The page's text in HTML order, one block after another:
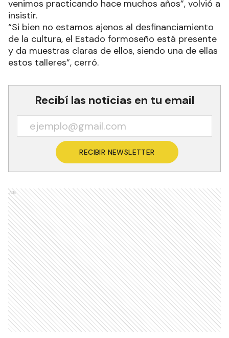
venimos practicando hace muchos años”, volvió a
insistir.
“Si bien no estamos ajenos al desfinanciamiento
de la cultura, el Estado formoseño está presente
y da muestras claras de ellos, siendo una de ellas
estos talleres”, cerró.
Recibí las noticias en tu email
RECIBIR NEWSLETTER
Ads